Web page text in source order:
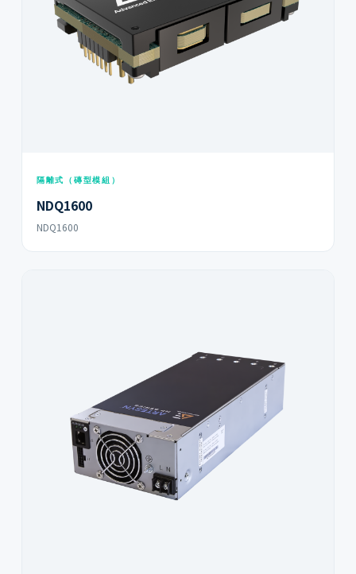
隔離式（磚型模組）
NDQ1600
NDQ1600